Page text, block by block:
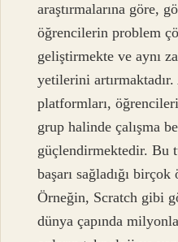
araştırmalarına göre,
öğrencilerin problem
geliştirmekte ve aynı
yetilerini
platformları,
grup halinde çalışma
güçlendirmektedir. Bu
başarı sağladığı
Örneğin, Scratch gibi
dünya çapında